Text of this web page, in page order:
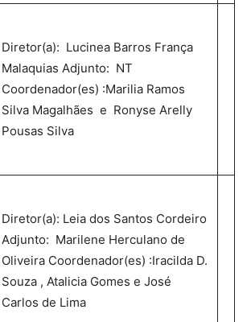
Diretor(a): Lucinea Barros França
Malaquias Adjunto: NT
Coordenador(es) :Marilia Ramos
Silva Magalhães e Ronyse Arelly
Pousas Silva
Diretor(a): Leia dos Santos Cordeiro
Adjunto: Marilene Herculano de
Oliveira Coordenador(es) :Iracilda D.
Souza , Atalicia Gomes e José
Carlos de Lima